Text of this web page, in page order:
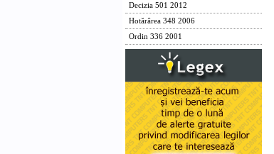
Decizia 501 2012
Hotărârea 348 2006
Ordin 336 2001